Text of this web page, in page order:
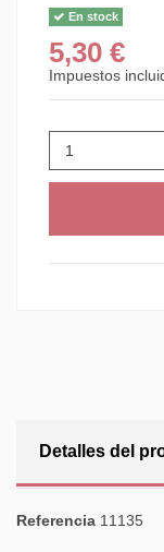
En stock
5,30 €
Impuestos
Detalles del
Referencia 11135